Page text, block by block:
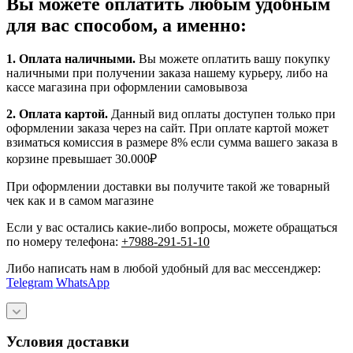
для вас способом, а именно:
1. Оплата наличными. Вы можете оплатить вашу покупку
наличными при получении заказа нашему курьеру, либо на
кассе магазина при оформлении самовывоза
2. Оплата картой. Данный вид оплаты доступен только при
оформлении заказа через на сайт. При оплате картой может
взиматься комиссия в размере 8% если сумма вашего заказа в
корзине превышает 30.000₽
При оформлении доставки вы получите такой же товарный
чек как и в самом магазине
Если у вас остались какие-либо вопросы, можете обращаться
по номеру телефона: +7988-291-51-10
Либо написать нам в любой удобный для вас мессенджер:
Telegram WhatsApp
Условия доставки